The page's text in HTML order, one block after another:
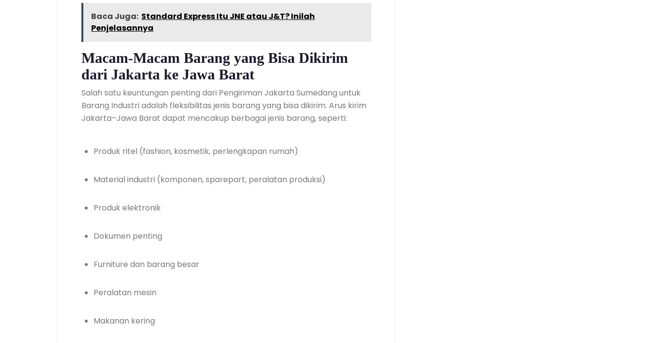
Baca Juga: Standard Express Itu JNE atau J&T? Inilah
Penjelasannya
Macam-Macam Barang yang Bisa Dikirim
dari Jakarta ke Jawa Barat
Salah satu keuntungan penting dari Pengiriman Jakarta Sumedang untuk
Barang Industri adalah fleksibilitas jenis barang yang bisa dikirim. Arus kirim
Jakarta–Jawa Barat dapat mencakup berbagai jenis barang, seperti:
Produk ritel (fashion, kosmetik, perlengkapan rumah)
Material industri (komponen, sparepart, peralatan produksi)
Produk elektronik
Dokumen penting
Furniture dan barang besar
Peralatan mesin
Makanan kering